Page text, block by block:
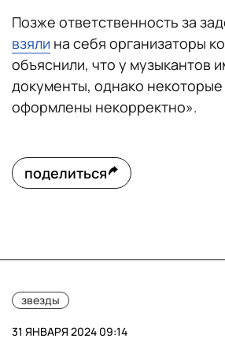
Позже ответственность за
взяли на себя организаторы
объяснили, что у музыкантов
документы, однако некоторые
оформлены некорректно».
поделиться
звезды
31 ЯНВАРЯ 2024 09:14